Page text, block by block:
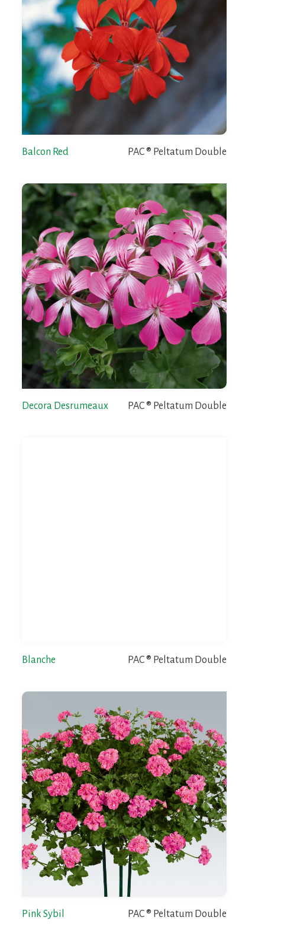
Balcon Red PAC ® Peltatum Double
Decora Desrumeaux PAC ® Peltatum Double
Blanche PAC ® Peltatum Double
Pink Sybil PAC ® Peltatum Double